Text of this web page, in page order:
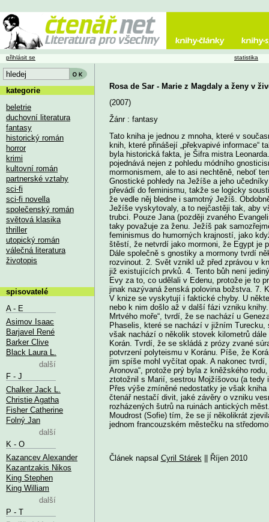
Rosa de Sar - Marie z Magdaly a ženy v
(2007)
Žánr : fantasy
Tato kniha je jednou z mnoha, které v
knih, které přinášejí „překvapivé informace“
byla historická fakta, je Šifra mistra
pojednává nejen z pohledu módního
mormonismem, ale to asi nechtěně, neboť
Gnostické pohledy na Ježíše a jeho
převádí do feminismu, takže se logicky
že vedle něj bledne i samotný Ježíš.
Ježíše vyskytovaly, a to nejčastěji tak, aby
trubci. Pouze Jana (později zvaného
taky považuje za ženu. Ježíš pak
feminismus do humorných krajností, jako
štěstí, že netvrdí jako mormoni, že Egypt je
Dále společně s gnostiky a mormony tvrdí
rozvinout. 2. Svět vznikl už před zprávou v
již existujících prvků. 4. Tento bůh není
Evy za to, co udělali v Edenu, protože je to
jinak nazývaná ženská polovina božstva. 7.
V knize se vyskytují i faktické chyby. U
nebo k nim došlo až v další fázi vzniku
Mrtvého moře“, tvrdí, že se nachází u
Phaselis, které se nachází v jižním
však nachází o několik stovek kilometrů
Korán. Tvrdí, že se skládá z prózy zvané
potvrzení polyteismu v Koránu. Píše, že
jim spíše mohl vyčítat opak. A nakonec
Aronova“, protože prý byla z kněžského
ztotožnil s Marií, sestrou Mojžíšovou (a tedy
Přes výše zmíněné nedostatky je však
čtenář nestačí divit, jaké závěry o vzniku
rozházených šutrů na ruinách antických
Moudrost (Sofie) tím, že se jí několikrát
jednom francouzském městečku na
Článek napsal Cyril Stárek || Říjen 2010
přihlásit se statistika
kategorie
beletrie
duchovní literatura
fantasy
historický román
horror
krimi
kultovní román
partnerské vztahy
sci-fi
sci-fi novella
společenský román
světová klasika
thriller
utopický román
válečná literatura
životopis
spisovatelé
A - E
Asimov Isaac
Barjavel René
Barker Clive
Black Laura L.
další
F - J
Chalker Jack L.
Christie Agatha
Fisher Catherine
Folný Jan
další
K - O
Kazancev Alexander
Kazantzakis Nikos
King Stephen
King William
další
P - T